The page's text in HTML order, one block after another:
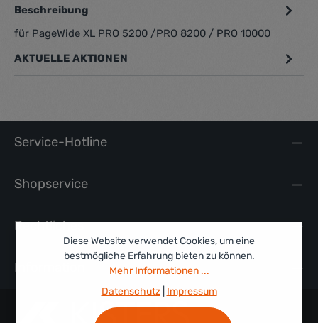
Beschreibung
für PageWide XL PRO 5200 /PRO 8200 / PRO 10000
AKTUELLE AKTIONEN
Service-Hotline
Shopservice
Rechtliches
Information
Diese Website verwendet Cookies, um eine
bestmögliche Erfahrung bieten zu können.
Mehr Informationen ...
Datenschutz| Impressum